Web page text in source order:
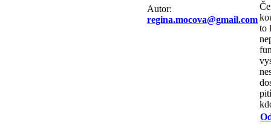
Autor:
regina.mocova@gmail.com
to